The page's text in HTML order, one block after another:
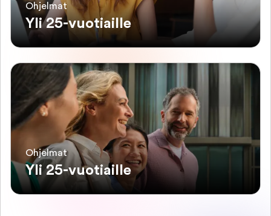
Ohjelmat
Yli 25-vuotiaille
Ohjelmat
Yli 25-vuotiaille